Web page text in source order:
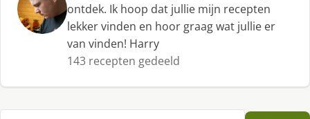
ontdek. Ik hoop dat jullie mijn recepten
lekker vinden en hoor graag wat jullie er
van vinden! Harry
143 recepten gedeeld